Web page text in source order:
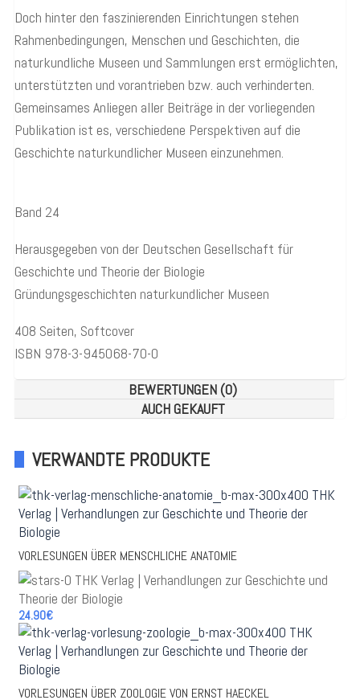
Doch hinter den faszinierenden Einrichtungen stehen
Rahmenbedingungen, Menschen und Geschichten, die
naturkundliche Museen und Sammlungen erst ermöglichten,
unterstützten und vorantrieben bzw. auch verhinderten.
Gemeinsames Anliegen aller Beiträge in der vorliegenden
Publikation ist es, verschiedene Perspektiven auf die
Geschichte naturkundlicher Museen einzunehmen.
Band 24
Herausgegeben von der Deutschen Gesellschaft für
Geschichte und Theorie der Biologie
Gründungsgeschichten naturkundlicher Museen
408 Seiten, Softcover
ISBN 978-3-945068-70-0
BEWERTUNGEN (0)
AUCH GEKAUFT
VERWANDTE PRODUKTE
VORLESUNGEN ÜBER MENSCHLICHE ANATOMIE
24.90€
VORLESUNGEN ÜBER ZOOLOGIE VON ERNST HAECKEL